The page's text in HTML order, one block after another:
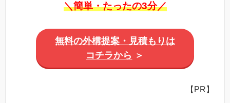
＼簡単・たったの3分／
無料の外構提案・見積もりは
コチラから ＞
【PR】